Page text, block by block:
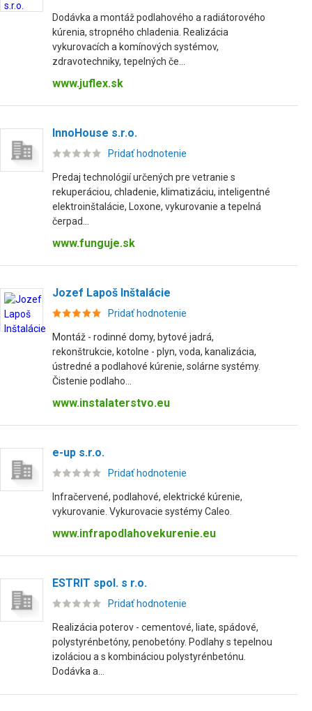
Dodávka a montáž podlahového a radiátorového
kúrenia, stropného chladenia. Realizácia
vykurovacích a komínových systémov,
zdravotechniky, tepelných če...
www.juflex.sk
InnoHouse s.r.o.
Pridať hodnotenie
Predaj technológií určených pre vetranie s
rekuperáciou, chladenie, klimatizáciu, inteligentné
elektroinštalácie, Loxone, vykurovanie a tepelná
čerpad...
www.funguje.sk
Jozef Lapoš Inštalácie
Pridať hodnotenie
Montáž - rodinné domy, bytové jadrá,
rekonštrukcie, kotolne - plyn, voda, kanalizácia,
ústredné a podlahové kúrenie, solárne systémy.
Čistenie podlaho...
www.instalaterstvo.eu
e-up s.r.o.
Pridať hodnotenie
Infračervené, podlahové, elektrické kúrenie,
vykurovanie. Vykurovacie systémy Caleo.
www.infrapodlahovekurenie.eu
ESTRIT spol. s r.o.
Pridať hodnotenie
Realizácia poterov - cementové, liate, spádové,
polystyrénbetóny, penobetóny. Podlahy s tepelnou
izoláciou a s kombináciou polystyrénbetónu.
Dodávka a...